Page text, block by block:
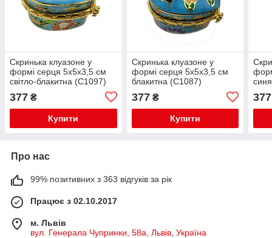
Скринька клуазоне у
формі серця 5х5х3,5 см
світло-блакитна (С1097)
377 ₴
Купити
Скринька клуазоне у
формі серця 5х5х3,5 см
блакитна (С1087)
377₴
Купити
377
Про нас
99% позитивних з 363 відгуків за рік
Працює з 02.10.2017
м. Львів
вул. Генерала Чупринки, 58а, Львів, Україна